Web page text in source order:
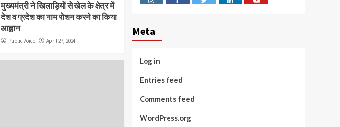
मुख्यमंत्री ने खिलाड़ियों से खेल के क्षेत्र में
देश व प्रदेश का नाम रोशन करने का किया
आह्वान
Public Voice April 27, 2024
InstagramFacebookTwitter LinkedinYoutube
Meta
Log in
Entries feed
Comments feed
WordPress.org